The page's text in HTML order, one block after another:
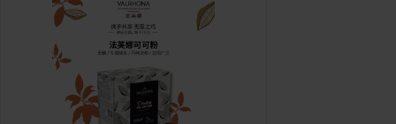
多焙乐卷形白巧克力
规格: 1盒×4千克 / 箱